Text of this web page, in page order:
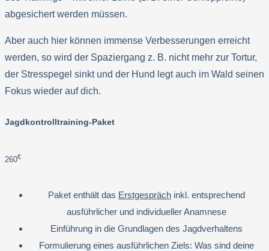
abgesichert werden müssen.
Aber auch hier können immense Verbesserungen erreicht
werden, so wird der Spaziergang z. B. nicht mehr zur Tortur,
der Stresspegel sinkt und der Hund legt auch im Wald seinen
Fokus wieder auf dich.
Jagdkontrolltraining-Paket
260€
Paket enthält das Erstgespräch inkl. entsprechend
ausführlicher und individueller Anamnese
Einführung in die Grundlagen des Jagdverhaltens
Formulierung eines ausführlichen Ziels: Was sind deine